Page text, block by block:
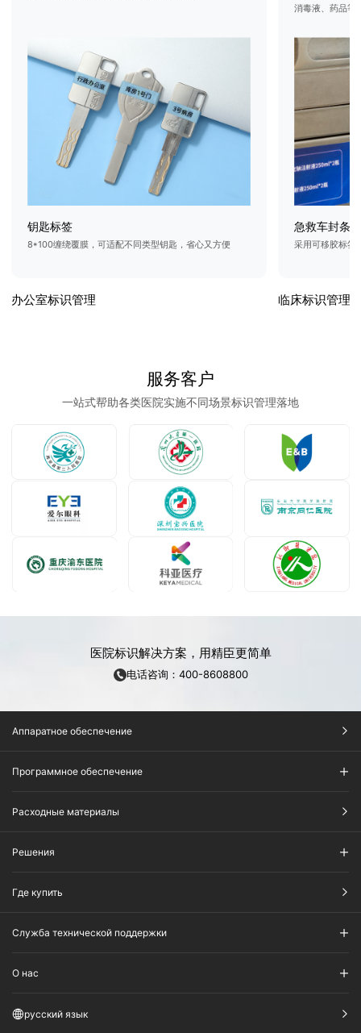
钥匙标签
8*100缠绕覆膜，可适配不同类型钥匙，省心又方便
办公室标识管理
消毒液、药品等
急救车封条
采用可移胶标签
临床标识管理
服务客户
一站式帮助各类医院实施不同场景标识管理落地
医院标识解决方案，用精臣更简单
电话咨询：400-8608800
Аппаратное обеспечение
Программное обеспечение
Расходные материалы
Решения
Где купить
Служба технической поддержки
О нас
русский язык